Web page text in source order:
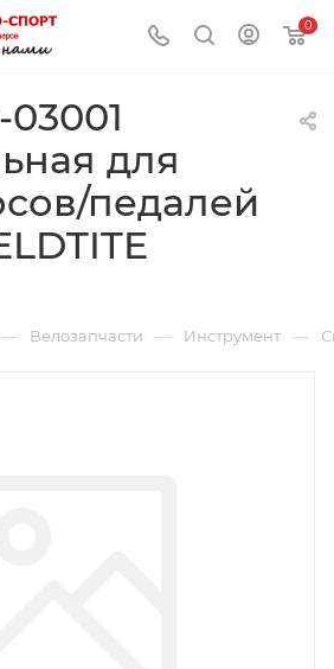
0
для
педалей
— Велозапчасти — Инструмент —